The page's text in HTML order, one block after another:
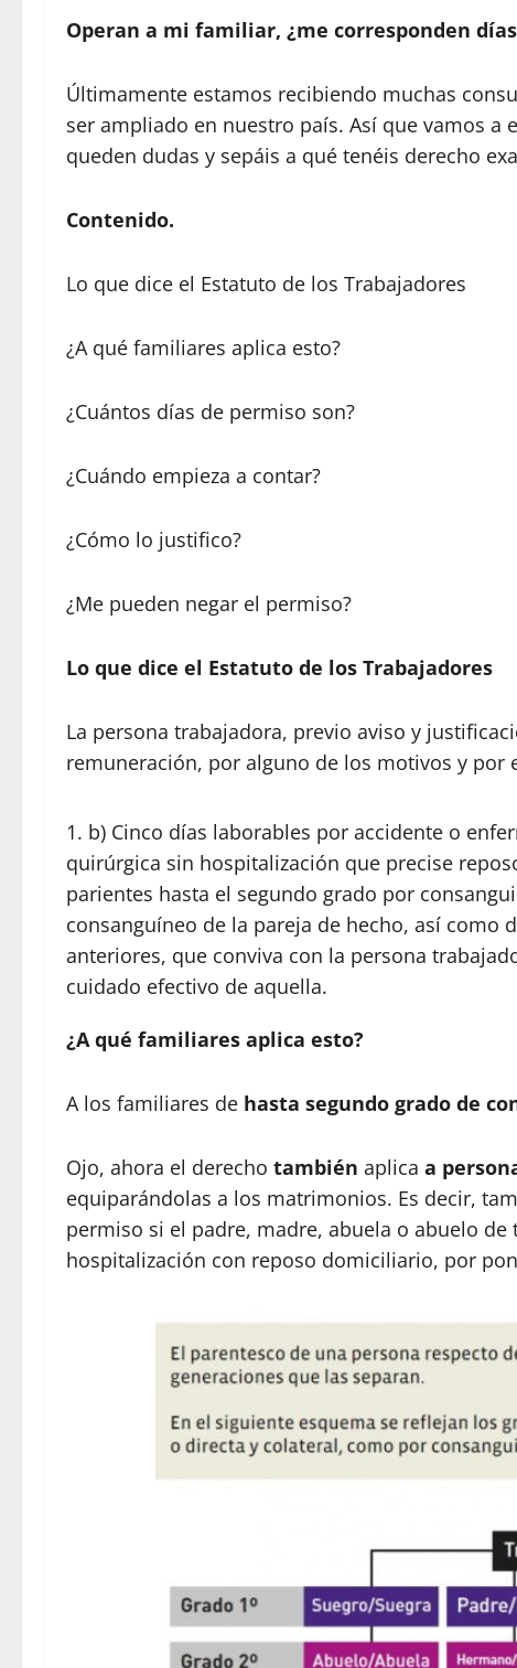
Operan a mi familiar, ¿me corresponden
Últimamente estamos recibiendo muchas
ser ampliado en nuestro país. Así que vamos
queden dudas y sepáis a qué tenéis derecho
Contenido.
Lo que dice el Estatuto de los Trabajadores
¿A qué familiares aplica esto?
¿Cuántos días de permiso son?
¿Cuándo empieza a contar?
¿Cómo lo justifico?
¿Me pueden negar el permiso?
Lo que dice el Estatuto de los Trabajadores
La persona trabajadora, previo aviso y
remuneración, por alguno de los motivos y por
b) Cinco días laborables por accidente o
quirúrgica sin hospitalización que precise
parientes hasta el segundo grado por
consanguíneo de la pareja de hecho, así como
anteriores, que conviva con la persona
cuidado efectivo de aquella.
¿A qué familiares aplica esto?
A los familiares de hasta segundo grado de
Ojo, ahora el derecho también aplica a
equiparándolas a los matrimonios. Es decir,
permiso si el padre, madre, abuela o abuelo
hospitalización con reposo domiciliario, por